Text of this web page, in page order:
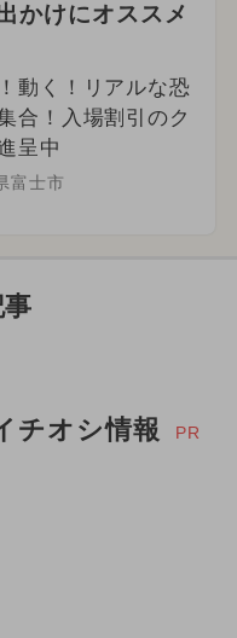
かけにオススメ
動く！リアルな恐
合！入場割引のク
呈中
富士市
チオシ情報 PR